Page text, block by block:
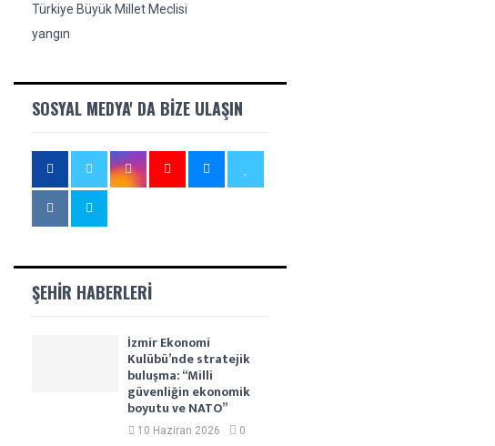
Türkiye Büyük Millet Meclisi
yangın
SOSYAL MEDYA' DA BIZE ULAŞIN
ŞEHIR HABERLERI
İzmir Ekonomi
Kulübü’nde stratejik
buluşma: “Milli
güvenliğin ekonomik
boyutu ve NATO”
10 Haziran 2026 0